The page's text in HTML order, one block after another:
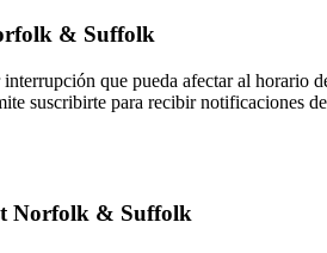
& Suffolk
que pueda afectar al horario
suscribirte para recibir notificaciones
Norfolk & Suffolk